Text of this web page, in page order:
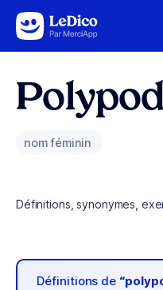
Aller au contenu
nom féminin
Définitions, synonymes,
Définitions de